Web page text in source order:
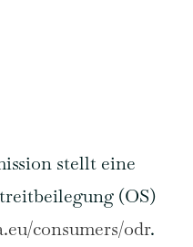
stellt eine
(OS)
consumers/odr.